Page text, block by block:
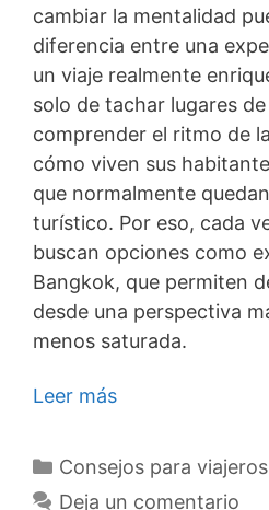
cambiar la mentalidad
diferencia entre una
un viaje realmente
solo de tachar lugares
comprender el ritmo de
cómo viven sus
que normalmente
turístico. Por eso, cada
buscan opciones como
Bangkok, que permiten
desde una perspectiva
menos saturada.
Leer más
Categorías
Consejos para viajeros
Deja un comentario